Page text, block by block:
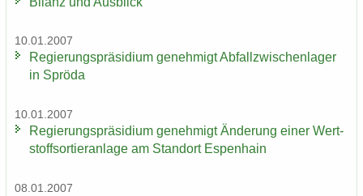
10.01.2007
Re­gie­rungs­prä­si­di­um ge­neh­migt Ab­fall­zwi­schen­la­ger
in Sprö­da
10.01.2007
Re­gie­rungs­prä­si­di­um ge­neh­migt Än­de­rung einer Wert­
stoff­sor­tier­an­la­ge am Stand­ort Es­pen­hain
08.01.2007